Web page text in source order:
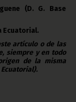
(D. G. Base
Ecuatorial.
artículo o de las
siempre y en todo
de la misma